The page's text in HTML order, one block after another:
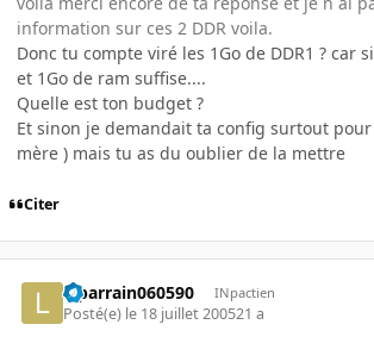
information sur ces 2 DDR voila.
Donc tu compte viré les 1Go de DDR1 ? car
et 1Go de ram suffise....
Quelle est ton budget ?
Et sinon je demandait ta config surtout
mère ) mais tu as du oublier de la mettre
Citer
leparrain060590 INpactien
Posté(e) le 18 juillet 200521 a